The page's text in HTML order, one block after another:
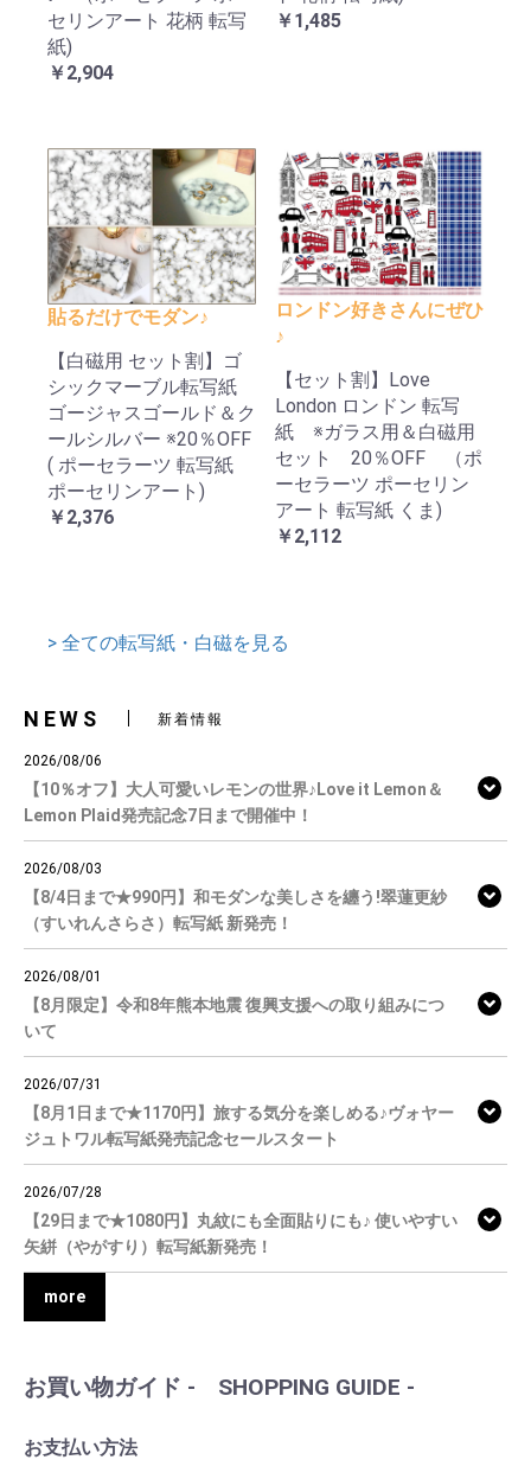
セリンアート 花柄 転写
紙)
￥2,904
￥1,485
貼るだけでモダン♪
【白磁用 セット割】ゴ
シックマーブル転写紙
ゴージャスゴールド＆ク
ールシルバー ※20％OFF
( ポーセラーツ 転写紙
ポーセリンアート)
￥2,376
ロンドン好きさんにぜひ
♪
【セット割】Love
London ロンドン 転写
紙 ※ガラス用＆白磁用
セット 20％OFF （ポ
ーセラーツ ポーセリン
アート 転写紙 くま)
￥2,112
> 全ての転写紙・白磁を見る
NEWS 新着情報
2026/08/06
【10％オフ】大人可愛いレモンの世界♪Love it Lemon＆
Lemon Plaid発売記念7日まで開催中！
2026/08/03
【8/4日まで★990円】和モダンな美しさを纏う!翠蓮更紗
（すいれんさらさ）転写紙 新発売！
2026/08/01
【8月限定】令和8年熊本地震 復興支援への取り組みにつ
いて
2026/07/31
【8月1日まで★1170円】旅する気分を楽しめる♪ヴォヤー
ジュトワル転写紙発売記念セールスタート
2026/07/28
【29日まで★1080円】丸紋にも全面貼りにも♪ 使いやすい
矢絣（やがすり）転写紙新発売！
more
お買い物ガイド - SHOPPING GUIDE -
お支払い方法